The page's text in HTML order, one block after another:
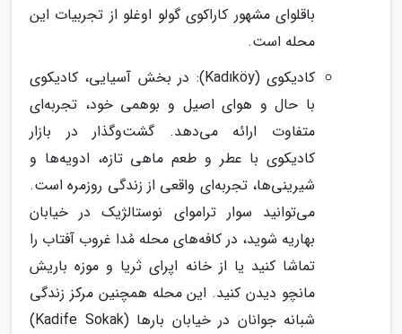
باقلوای مشهور کاراکوی گولو اوغلو از تجربیات این
محله است.
کادیکوی (Kadıköy): در بخش آسیایی، کادیکوی
با حال و هوای اصیل و بوهمی خود، تجربه‌ای
متفاوت ارائه می‌دهد. گشت‌وگذار در بازار
کادیکوی با عطر و طعم ماهی تازه، ادویه‌ها و
شیرینی‌ها، تجربه‌ای واقعی از زندگی روزمره است.
می‌توانید سوار تراموای نوستالژیک در خیابان
بهاریه شوید، در کافه‌های محله مُدا غروب آفتاب را
تماشا کنید یا از خانه اپرای ثریا و موزه باریش
مانچو دیدن کنید. این محله همچنین مرکز زندگی
شبانه جوانان در خیابان بارها (Kadife Sokak)